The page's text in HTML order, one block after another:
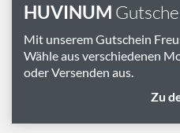
HUVINUM
Mit unserem Gutschein
Wähle aus verschiedenen
oder Versenden aus.
Zu